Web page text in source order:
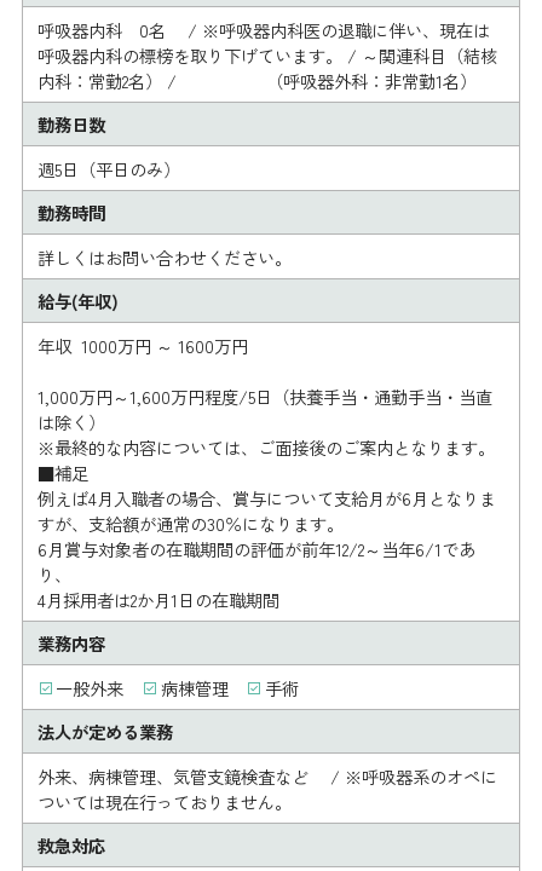
呼吸器内科 0名 / ※呼吸器内科医の退職に伴い、現在は
呼吸器内科の標榜を取り下げています。 / ～関連科目（結核
内科：常勤2名） / （呼吸器外科：非常勤1名）
勤務日数
週5日（平日のみ）
勤務時間
詳しくはお問い合わせください。
給与(年収)
年収 1000万円 ～ 1600万円
1,000万円～1,600万円程度/5日（扶養手当・通勤手当・当直
は除く）
※最終的な内容については、ご面接後のご案内となります。
■補足
例えば4月入職者の場合、賞与について支給月が6月となりま
すが、支給額が通常の30％になります。
6月賞与対象者の在職期間の評価が前年12/2～当年6/1であ
り、
4月採用者は2か月1日の在職期間
業務内容
一般外来
病棟管理
手術
法人が定める業務
外来、病棟管理、気管支鏡検査など / ※呼吸器系のオペに
ついては現在行っておりません。
救急対応